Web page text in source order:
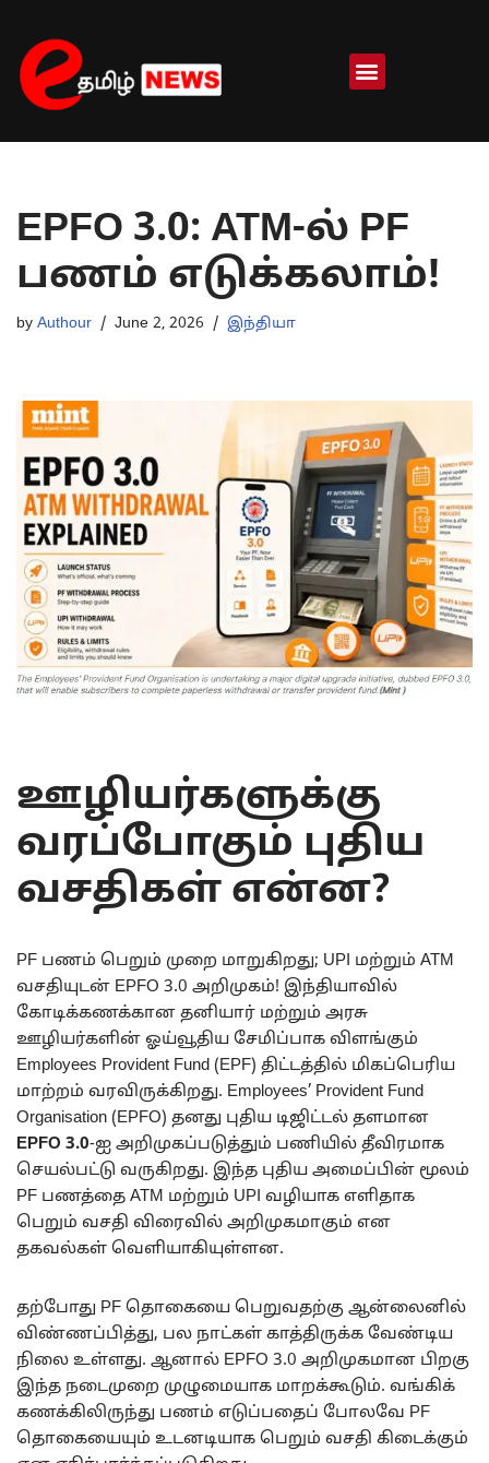
Skip
to
content
EPFO 3.0: ATM-ல் PF
பணம் எடுக்கலாம்!
by Authour June 2, 2026 இந்தியா
ஊழியர்களுக்கு
வரப்போகும் புதிய
வசதிகள் என்ன?
PF பணம் பெறும் முறை மாறுகிறது; UPI மற்றும் ATM
வசதியுடன் EPFO 3.0 அறிமுகம்! இந்தியாவில்
கோடிக்கணக்கான தனியார் மற்றும் அரசு
ஊழியர்களின் ஓய்வூதிய சேமிப்பாக விளங்கும்
Employees Provident Fund (EPF) திட்டத்தில் மிகப்பெரிய
மாற்றம் வரவிருக்கிறது. Employees’ Provident Fund
Organisation (EPFO) தனது புதிய டிஜிட்டல் தளமான
EPFO 3.0-ஐ அறிமுகப்படுத்தும் பணியில் தீவிரமாக
செயல்பட்டு வருகிறது. இந்த புதிய அமைப்பின் மூலம்
PF பணத்தை ATM மற்றும் UPI வழியாக எளிதாக
பெறும் வசதி விரைவில் அறிமுகமாகும் என
தகவல்கள் வெளியாகியுள்ளன.
தற்போது PF தொகையை பெறுவதற்கு ஆன்லைனில்
விண்ணப்பித்து, பல நாட்கள் காத்திருக்க வேண்டிய
நிலை உள்ளது. ஆனால் EPFO 3.0 அறிமுகமான பிறகு
இந்த நடைமுறை முழுமையாக மாறக்கூடும். வங்கிக்
கணக்கிலிருந்து பணம் எடுப்பதைப் போலவே PF
தொகையையும் உடனடியாக பெறும் வசதி கிடைக்கும்